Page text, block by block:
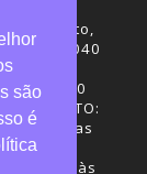
Ouro Preto,
88020-040
- SC
4600
das
18h
7h30 às
são
é